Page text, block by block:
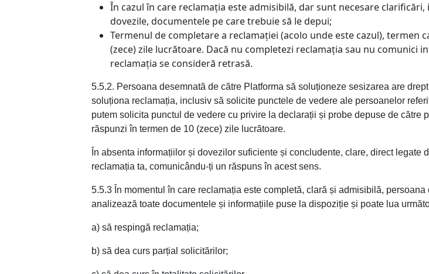
În cazul în care reclamația este admisibilă, dar sunt necesare
dovezile, documentele pe care trebuie să le depui;
Termenul de completare a reclamației (acolo unde este cazul), termen
(zece) zile lucrătoare. Dacă nu completezi reclamația sau nu
reclamația se consideră retrasă.
5.5.2. Persoana desemnată de către Platforma să soluționeze sesizarea are
soluționa reclamația, inclusiv să solicite punctele de vedere ale persoanelor
putem solicita punctul de vedere cu privire la declarații și probe depuse de
răspunzi în termen de 10 (zece) zile lucrătoare.
În absenta informațiilor și dovezilor suficiente și concludente, clare, direct
reclamația ta, comunicându-ți un răspuns în acest sens.
5.5.3 În momentul în care reclamația este completă, clară și admisibilă,
analizează toate documentele și informațiile puse la dispoziție și poate lua
a) să respingă reclamația;
b) să dea curs parțial solicitărilor;